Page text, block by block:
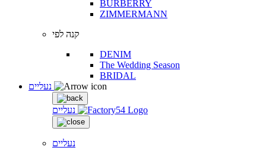
BURBERRY
ZIMMERMANN
קנה לפי
DENIM
The Wedding Season
BRIDAL
נעליים
נעליים